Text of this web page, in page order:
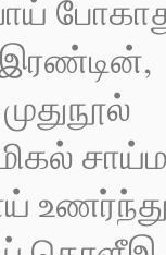
இரண்டின்,